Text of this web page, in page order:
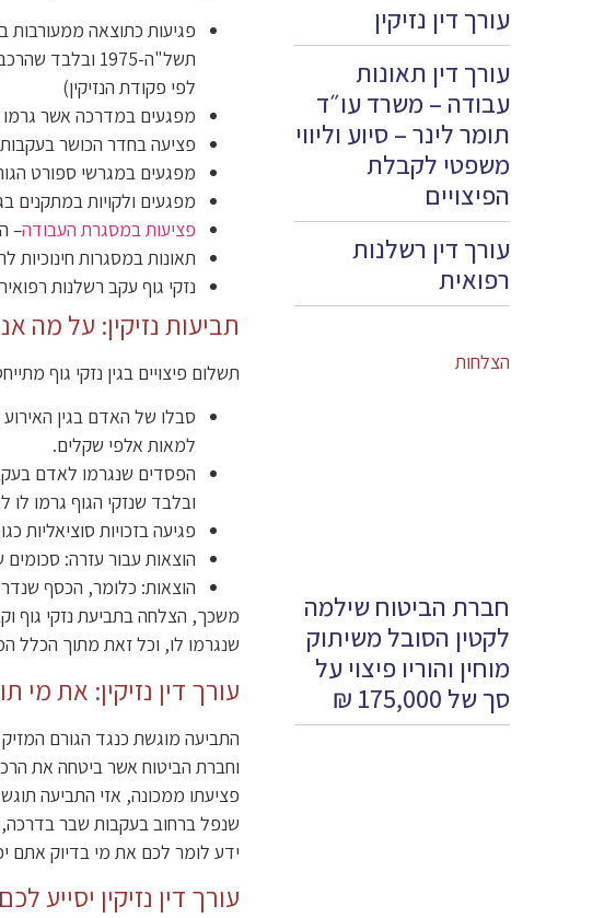
עורך דין נזיקין
עורך דין תאונות
עבודה – משרד עו״ד
תומר לינר – סיוע וליווי
משפטי לקבלת
הפיצויים
עורך דין רשלנות
רפואית
הצלחות
חברת הביטוח שילמה
לקטין הסובל משיתוק
מוחין והוריו פיצוי על
סך של 175,000 ₪
פגיעות כתוצאה ממעורבות
תשל"ה-1975
לפי פקודת הנזיקין)
מפגעים במדרכה אשר
פציעה בחדר הכושר
מפגעים במגרשי ספורט
מפגעים ולקויות במתקנים
פציעות במסגרת העבודה–
תאונות במסגרות חינוכיות
נזקי גוף עקב רשלנות
תביעות נזיקין: על מה
תשלום פיצויים בגין נזקי גוף
סבלו של האדם בגין
למאות אלפי שקלים.
הפסדים שנגרמו לאדם
ובלבד שנזקי הגוף גרמו לו
פגיעה בזכויות סוציאליות
הוצאות עבור עזרה:
הוצאות: כלומר, הכסף
משכך, הצלחה בתביעת נזקי גוף
שנגרמו לו, וכל זאת מתוך הכלל
עורך דין נזיקין: את מי
התביעה מוגשת כנגד הגורם
וחברת הביטוח אשר ביטחה את
פציעתו ממכונה, אזי התביעה
שנפל ברחוב בעקבות שבר בדרכה,
ידע לומר לכם את מי בדיוק אתם
עורך דין נזיקין יסייע